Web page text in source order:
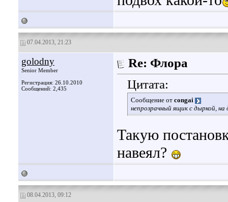
07.04.2013, 21:23
golodny
Senior Member
Регистрация: 26.10.2010
Сообщений: 2,435
Re: Флора
Цитата:
Сообщение от congai
непрозрачный ящик с дыркой, на
Такую
навеял?
08.04.2013, 09:12